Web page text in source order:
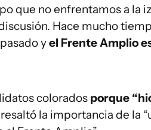
que no enfrentamos a la
Hace mucho
yel Frente Amplio
colorados porque
la importancia de la